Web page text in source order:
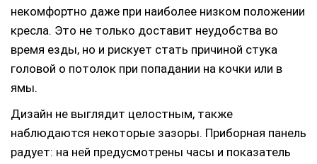
некомфортно даже при наиболее низком положении
кресла. Это не только доставит неудобства во
время езды, но и рискует стать причиной стука
головой о потолок при попадании на кочки или в
ямы.
Дизайн не выглядит целостным, также
наблюдаются некоторые зазоры. Приборная панель
радует: на ней предусмотрены часы и показатель